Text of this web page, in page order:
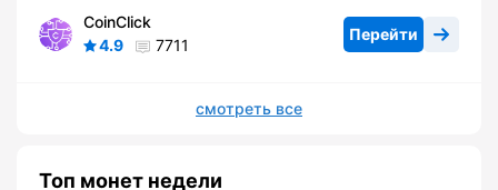
CoinClick
4.9
7711
Перейти
смотреть все
Топ монет недели